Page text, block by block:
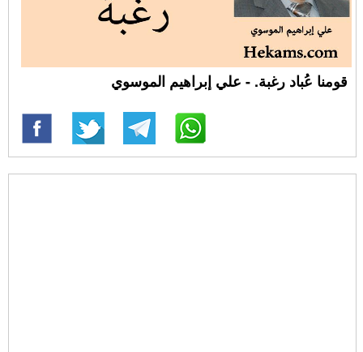
قومنا عُباد رغبة. - علي إبراهيم الموسوي